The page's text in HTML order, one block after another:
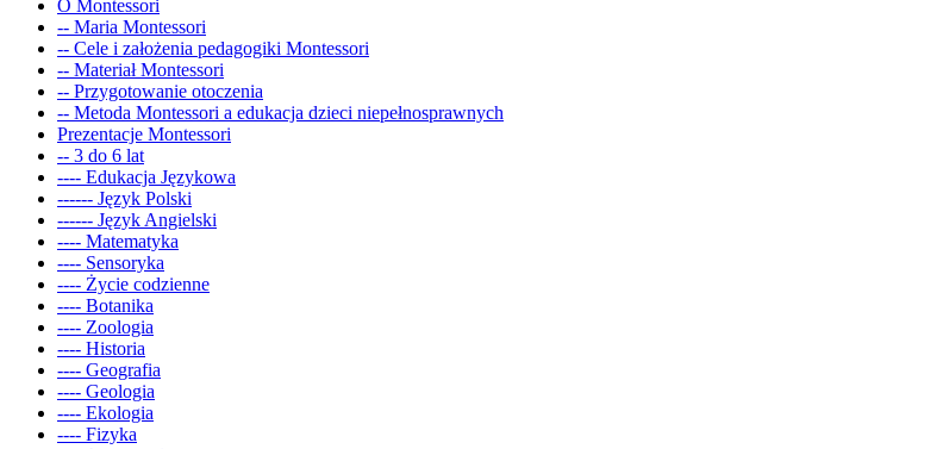
O Montessori
-- Maria Montessori
-- Cele i założenia pedagogiki Montessori
-- Materiał Montessori
-- Przygotowanie otoczenia
-- Metoda Montessori a edukacja dzieci niepełnosprawnych
Prezentacje Montessori
-- 3 do 6 lat
---- Edukacja Językowa
------ Język Polski
------ Język Angielski
---- Matematyka
---- Sensoryka
---- Życie codzienne
---- Botanika
---- Zoologia
---- Historia
---- Geografia
---- Geologia
---- Ekologia
---- Fizyka